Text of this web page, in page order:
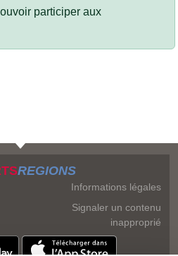
participer aux
REGIONS
Informations légales
Signaler un contenu
inapproprié